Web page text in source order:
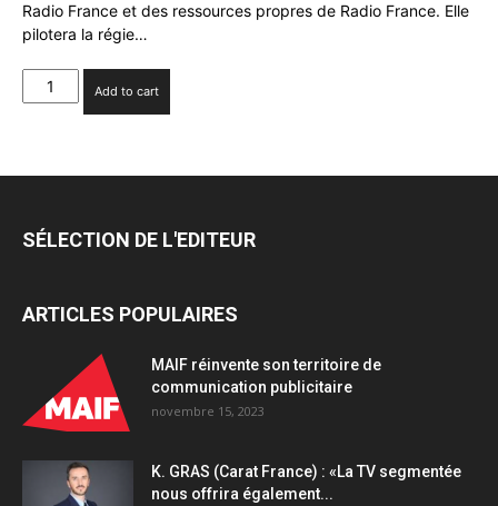
Radio France et des ressources propres de Radio France. Elle
pilotera la régie…
Cécilia
Ragueneau
directrice
et
de
quantity
Add to cart
SÉLECTION DE L'EDITEUR
ARTICLES POPULAIRES
MAIF réinvente son territoire de
communication publicitaire
novembre 15, 2023
K. GRAS (Carat France) : «La TV segmentée
nous offrira également...